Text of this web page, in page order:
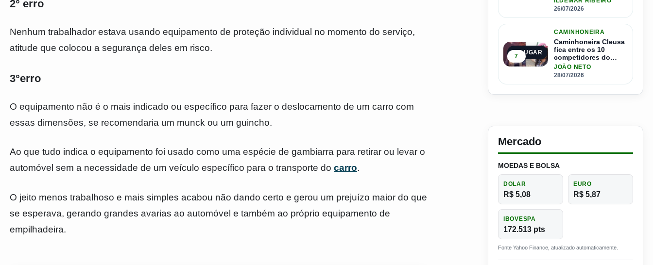
2° erro
Nenhum trabalhador estava usando equipamento de proteção individual no momento do serviço,
atitude que colocou a segurança deles em risco.
3°erro
O equipamento não é o mais indicado ou específico para fazer o deslocamento de um carro com
essas dimensões, se recomendaria um munck ou um guincho.
Ao que tudo indica o equipamento foi usado como uma espécie de gambiarra para retirar ou levar o
automóvel sem a necessidade de um veículo específico para o transporte do carro.
O jeito menos trabalhoso e mais simples acabou não dando certo e gerou um prejuízo maior do que
se esperava, gerando grandes avarias ao automóvel e também ao próprio equipamento de
empilhadeira.
mil por mês
26/07/2026
5º LUGAR
7
CAMINHONEIRA
Caminhoneira Cleusa
fica entre os 10
competidores do
Master Driver Brasil
JOÃO NETO
28/07/2026
Mercado
MOEDAS E BOLSA
DOLAR
R$ 5,08
EURO
R$ 5,87
IBOVESPA
172.513 pts
Fonte Yahoo Finance, atualizado automaticamente.